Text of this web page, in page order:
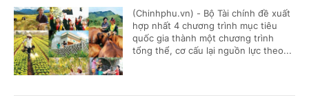
(Chinhphu.vn) - Bộ Tài chính đề xuất
hợp nhất 4 chương trình mục tiêu
quốc gia thành một chương trình
tổng thể, cơ cấu lại nguồn lực theo...